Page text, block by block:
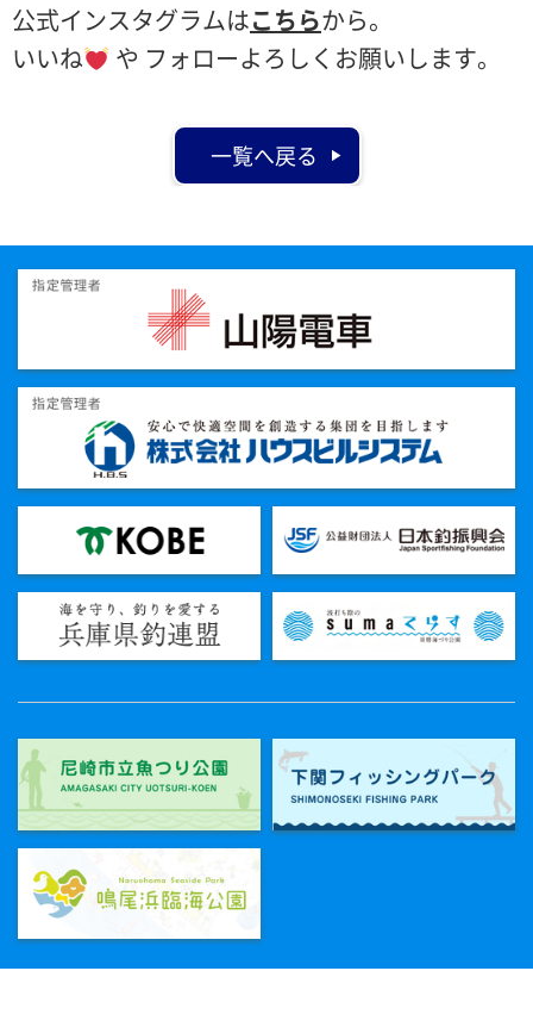
公式インスタグラムはこちらから。
いいね
や フォローよろしくお願いします。
一覧へ戻る